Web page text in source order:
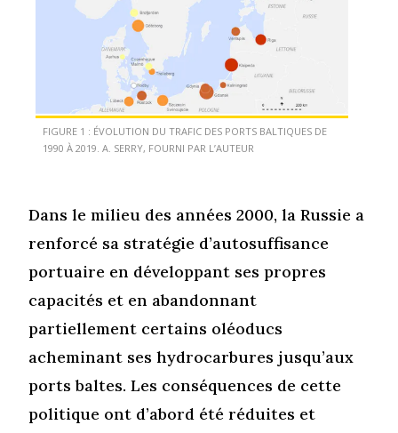
FIGURE 1 : ÉVOLUTION DU TRAFIC DES PORTS BALTIQUES DE
1990 À 2019. A. SERRY, FOURNI PAR L’AUTEUR
Dans le milieu des années 2000, la Russie a
renforcé sa stratégie d’autosuffisance
portuaire en développant ses propres
capacités et en abandonnant
partiellement certains oléoducs
acheminant ses hydrocarbures jusqu’aux
ports baltes. Les conséquences de cette
politique ont d’abord été réduites et